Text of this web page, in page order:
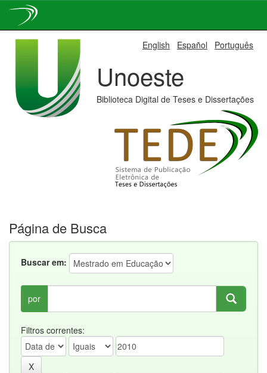
English Español Português
Unoeste
Biblioteca Digital de Teses e Dissertações
Página de Busca
Buscar em:
por
Filtros correntes: